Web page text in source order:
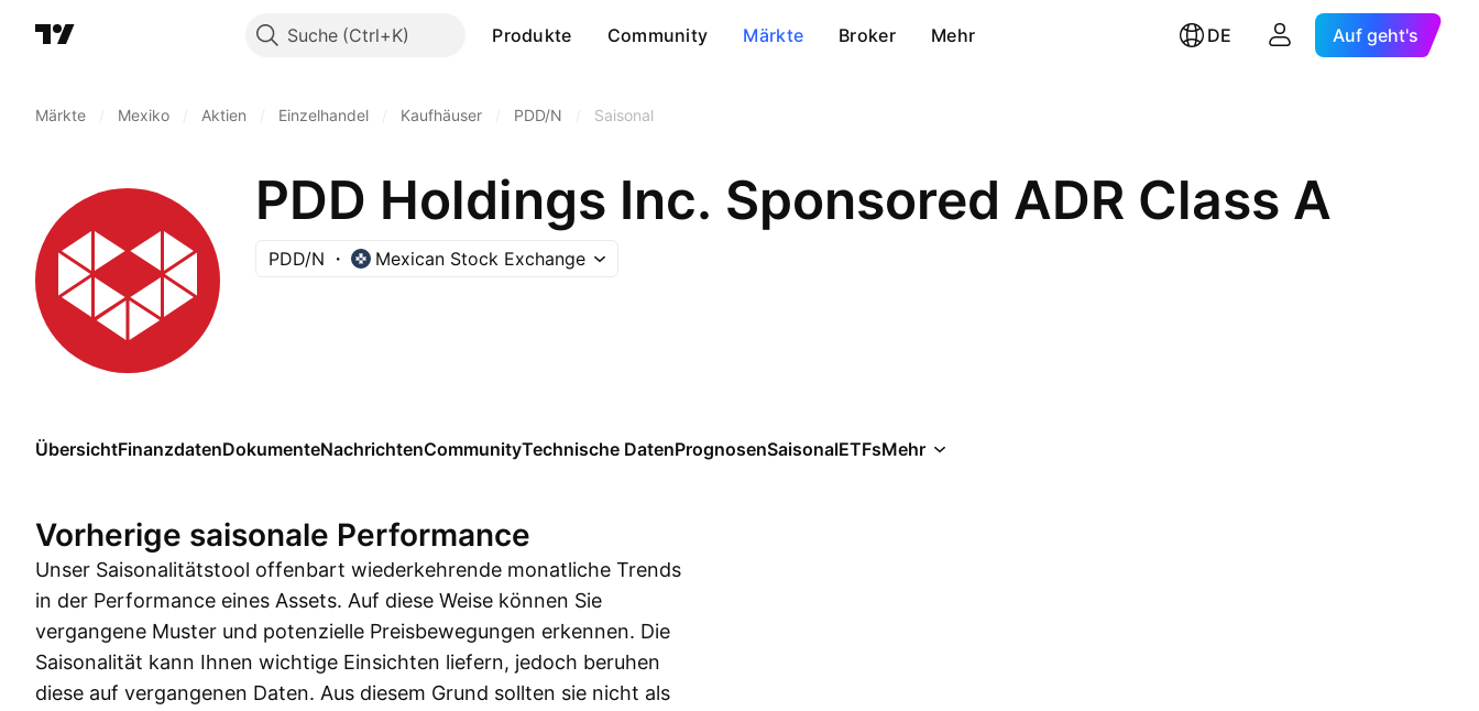
Suche Produkte Community Märkte Broker Mehr DE Auf geht's
Märkte Mexiko Aktien Einzelhandel Kaufhäuser PDD/N Saisonal
PDD Holdings Inc. Sponsored ADR Class A
PDD/N Mexican Stock Exchange
ÜbersichtFinanzdatenDokumenteNachrichtenCommunityTechnische DatenPrognosenSaisonalETFsMehr
Vorherige saisonale Performance
Unser Saisonalitätstool offenbart wiederkehrende monatliche Trends
in der Performance eines Assets. Auf diese Weise können Sie
vergangene Muster und potenzielle Preisbewegungen erkennen. Die
Saisonalität kann Ihnen wichtige Einsichten liefern, jedoch beruhen
diese auf vergangenen Daten. Aus diesem Grund sollten sie nicht als